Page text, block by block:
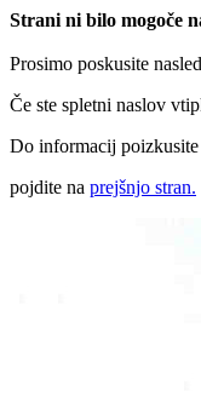
Strani ni bilo mogoče
Prosimo poskusite
Če ste spletni naslov
Do informacij
pojdite na prejšnjo stran.